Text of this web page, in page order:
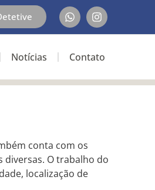
Notícias Contato
conta com os
O trabalho do
localização de